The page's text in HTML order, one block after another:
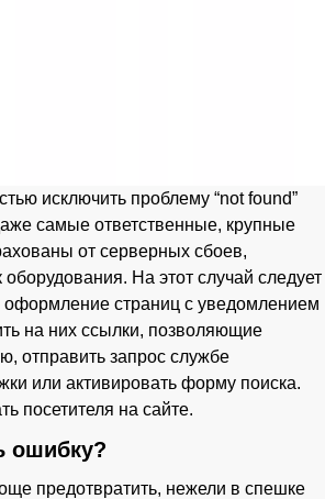
исключить проблему “not found”
самые ответственные, крупные
от серверных сбоев,
На этот случай следует
оформление страниц с уведомлением
на них ссылки, позволяющие
отправить запрос службе
или активировать форму поиска.
посетителя на сайте.
ошибку?
предотвратить, нежели в спешке